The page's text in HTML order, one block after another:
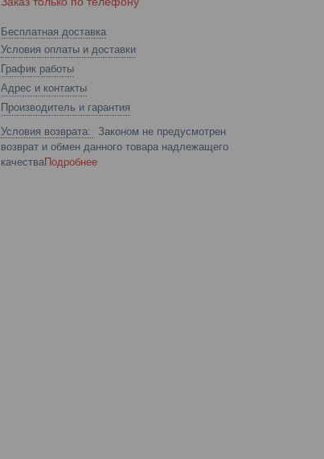
Бесплатная доставка
Условия оплаты и доставки
График работы
Адрес и контакты
Производитель и гарантия
Законом не предусмотрен
возврат и обмен данного товара надлежащего
качестваПодробнее